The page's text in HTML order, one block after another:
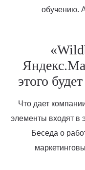
обучению.
этого
Что дает
элементы входят в
Беседа о